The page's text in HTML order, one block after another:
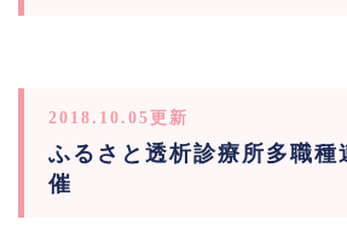
2018.10.05更新
ふるさと透析診療所多職種
催